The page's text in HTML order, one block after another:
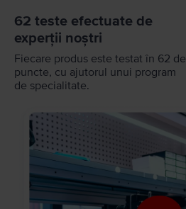
62 teste efectuate de
experții noștri
Fiecare produs este testat în 62 de
puncte, cu ajutorul unui program
de specialitate.